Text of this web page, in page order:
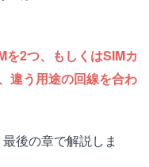
を2つ、もしくはSIMカ
違う用途の回線を合わ
後の章で解説しま